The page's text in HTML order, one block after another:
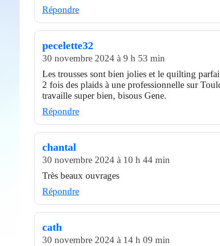
Répondre
pecelette32
30 novembre 2024 à 9 h 53 min
Les trousses sont bien jolies et le quilting
2 fois des plaids à une professionnelle sur
travaille super bien, bisous Gene.
Répondre
chantal
30 novembre 2024 à 10 h 44 min
Très beaux ouvrages
Répondre
cath
30 novembre 2024 à 14 h 09 min